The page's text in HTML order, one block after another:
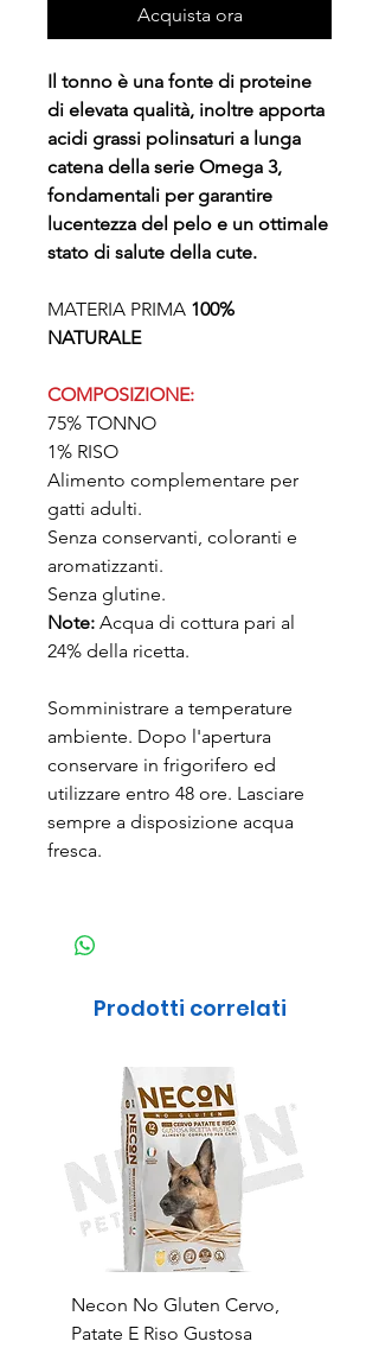
Acquista ora
Il tonno è una fonte di proteine
di elevata qualità, inoltre apporta
acidi grassi polinsaturi a lunga
catena della serie Omega 3,
fondamentali per garantire
lucentezza del pelo e un ottimale
stato di salute della cute.
MATERIA PRIMA 100%
NATURALE
COMPOSIZIONE:
75% TONNO
1% RISO
Alimento complementare per
gatti adulti.
Senza conservanti, coloranti e
aromatizzanti.
Senza glutine.
Note: Acqua di cottura pari al
24% della ricetta.
Somministrare a temperature
ambiente. Dopo l'apertura
conservare in frigorifero ed
utilizzare entro 48 ore. Lasciare
sempre a disposizione acqua
fresca.
Prodotti correlati
Necon No Gluten Cervo,
Patate E Riso Gustosa